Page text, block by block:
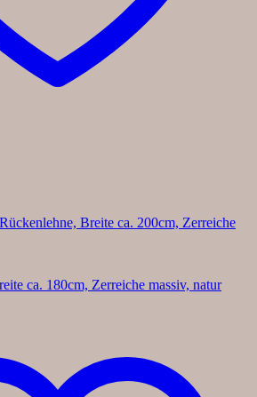
Breite ca. 200cm, Zerreiche